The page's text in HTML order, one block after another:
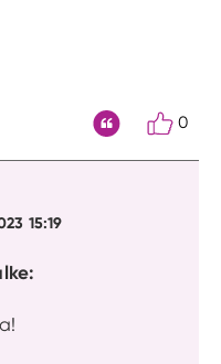
0
15:19